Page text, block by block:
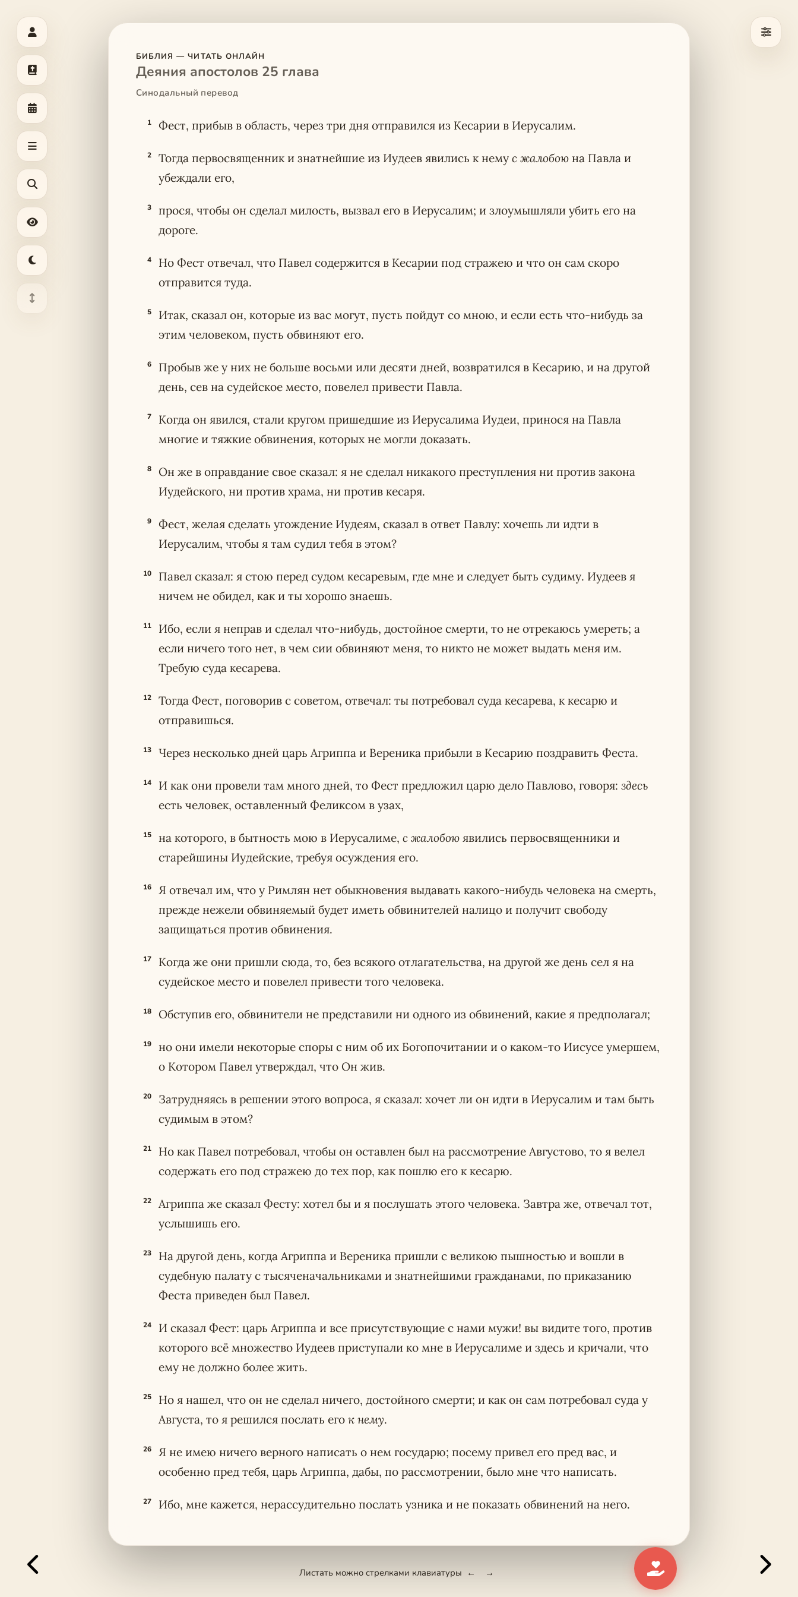
БИБЛИЯ — ЧИТАТЬ ОНЛАЙН
Деяния апостолов 25 глава
Синодальный перевод
1 Фест, прибыв в область, через три дня отправился из Кесарии в Иерусалим.
2 Тогда первосвященник и знатнейшие из Иудеев явились к нему с жалобою на Павла и
убеждали его,
3
прося, чтобы он сделал милость, вызвал его в Иерусалим; и злоумышляли убить его на
дороге.
4
Но Фест отвечал, что Павел содержится в Кесарии под стражею и что он сам скоро
отправится туда.
5
Итак, сказал он, которые из вас могут, пусть пойдут со мною, и если есть что-нибудь за
этим человеком, пусть обвиняют его.
6
Пробыв же у них не больше восьми или десяти дней, возвратился в Кесарию, и на другой
день, сев на судейское место, повелел привести Павла.
7
Когда он явился, стали кругом пришедшие из Иерусалима Иудеи, принося на Павла
многие и тяжкие обвинения, которых не могли доказать.
8
Он же в оправдание свое сказал: я не сделал никакого преступления ни против закона
Иудейского, ни против храма, ни против кесаря.
9
Фест, желая сделать угождение Иудеям, сказал в ответ Павлу: хочешь ли идти в
Иерусалим, чтобы я там судил тебя в этом?
10
Павел сказал: я стою перед судом кесаревым, где мне и следует быть судиму. Иудеев я
ничем не обидел, как и ты хорошо знаешь.
11
Ибо, если я неправ и сделал что-нибудь, достойное смерти, то не отрекаюсь умереть; а
если ничего того нет, в чем сии обвиняют меня, то никто не может выдать меня им.
Требую суда кесарева.
12
Тогда Фест, поговорив с советом, отвечал: ты потребовал суда кесарева, к кесарю и
отправишься.
13 Через несколько дней царь Агриппа и Вереника прибыли в Кесарию поздравить Феста.
14 И как они провели там много дней, то Фест предложил царю дело Павлово, говоря: здесь
есть человек, оставленный Феликсом в узах,
15 на которого, в бытность мою в Иерусалиме, с жалобою явились первосвященники и
старейшины Иудейские, требуя осуждения его.
16
Я отвечал им, что у Римлян нет обыкновения выдавать какого-нибудь человека на смерть,
прежде нежели обвиняемый будет иметь обвинителей налицо и получит свободу
защищаться против обвинения.
17
Когда же они пришли сюда, то, без всякого отлагательства, на другой же день сел я на
судейское место и повелел привести того человека.
18 Обступив его, обвинители не представили ни одного из обвинений, какие я предполагал;
19
но они имели некоторые споры с ним об их Богопочитании и о каком-то Иисусе умершем,
о Котором Павел утверждал, что Он жив.
20
Затрудняясь в решении этого вопроса, я сказал: хочет ли он идти в Иерусалим и там быть
судимым в этом?
21
Но как Павел потребовал, чтобы он оставлен был на рассмотрение Августово, то я велел
содержать его под стражею до тех пор, как пошлю его к кесарю.
22
Агриппа же сказал Фесту: хотел бы и я послушать этого человека. Завтра же, отвечал тот,
услышишь его.
23
На другой день, когда Агриппа и Вереника пришли с великою пышностью и вошли в
судебную палату с тысяченачальниками и знатнейшими гражданами, по приказанию
Феста приведен был Павел.
24
И сказал Фест: царь Агриппа и все присутствующие с нами мужи! вы видите того, против
которого всё множество Иудеев приступали ко мне в Иерусалиме и здесь и кричали, что
ему не должно более жить.
25
Но я нашел, что он не сделал ничего, достойного смерти; и как он сам потребовал суда у
Августа, то я решился послать его к нему.
26
Я не имею ничего верного написать о нем государю; посему привел его пред вас, и
особенно пред тебя, царь Агриппа, дабы, по рассмотрении, было мне что написать.
27 Ибо, мне кажется, нерассудительно послать узника и не показать обвинений на него.
Листать можно стрелками клавиатуры ← →